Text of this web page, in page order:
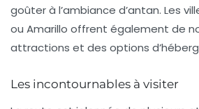
goûter à l’ambiance d’antan. Les
ou Amarillo offrent également de
attractions et des options
Les incontournables à visiter